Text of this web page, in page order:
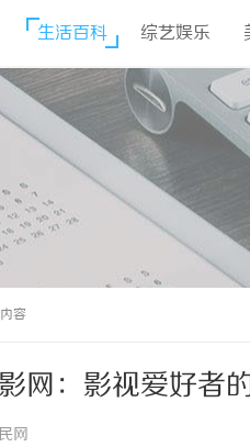
生活百科 综艺娱乐
容
网：影视爱好者
网